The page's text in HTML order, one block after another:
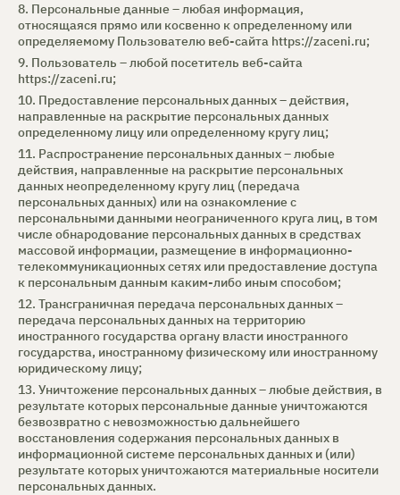
8. Персональные данные – любая информация,
относящаяся прямо или косвенно к определенному или
определяемому Пользователю веб-сайта https://zaceni.ru;
9. Пользователь – любой посетитель веб-сайта
https://zaceni.ru;
10. Предоставление персональных данных – действия,
направленные на раскрытие персональных данных
определенному лицу или определенному кругу лиц;
11. Распространение персональных данных – любые
действия, направленные на раскрытие персональных
данных неопределенному кругу лиц (передача
персональных данных) или на ознакомление с
персональными данными неограниченного круга лиц, в том
числе обнародование персональных данных в средствах
массовой информации, размещение в информационно-
телекоммуникационных сетях или предоставление доступа
к персональным данным каким-либо иным способом;
12. Трансграничная передача персональных данных –
передача персональных данных на территорию
иностранного государства органу власти иностранного
государства, иностранному физическому или иностранному
юридическому лицу;
13. Уничтожение персональных данных – любые действия, в
результате которых персональные данные уничтожаются
безвозвратно с невозможностью дальнейшего
восстановления содержания персональных данных в
информационной системе персональных данных и (или)
результате которых уничтожаются материальные носители
персональных данных.